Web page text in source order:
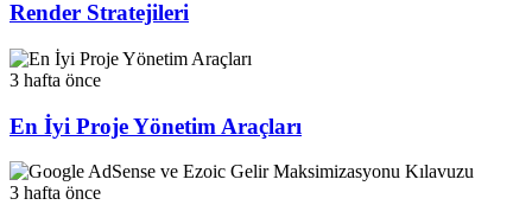
Render Stratejileri
3 hafta önce
En İyi Proje Yönetim Araçları
3 hafta önce